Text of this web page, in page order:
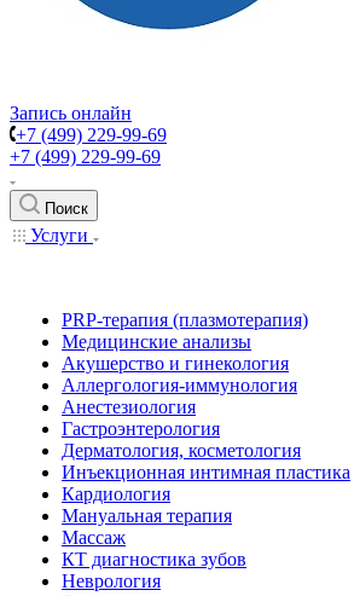
Запись онлайн
+7 (499) 229-99-69
+7 (499) 229-99-69
Поиск
Услуги
PRP-терапия (плазмотерапия)
Медицинские анализы
Акушерство и гинекология
Аллергология-иммунология
Анестезиология
Гастроэнтерология
Дерматология, косметология
Инъекционная интимная пластика
Кардиология
Мануальная терапия
Массаж
КТ диагностика зубов
Неврология